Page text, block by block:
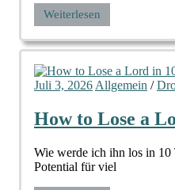
Weiterlesen
Juli 3, 2026 Allgemein /
How to Lose a
Wie werde ich ihn los in 10
Potential für viel